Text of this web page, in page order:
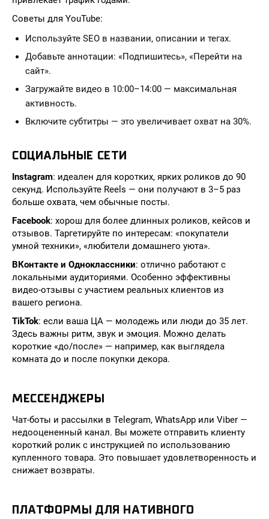
Советы для YouTube:
Используйте SEO в названии, описании и тегах.
Добавьте аннотации: «Подпишитесь», «Перейти на
сайт».
Загружайте видео в 10:00–14:00 — максимальная
активность.
Включите субтитры — это увеличивает охват на 30%.
СОЦИАЛЬНЫЕ СЕТИ
Instagram: идеален для коротких, ярких роликов до 90
секунд. Используйте Reels — они получают в 3–5 раз
больше охвата, чем обычные посты.
Facebook: хорош для более длинных роликов, кейсов и
отзывов. Таргетируйте по интересам: «покупатели
умной техники», «любители домашнего уюта».
ВКонтакте и Одноклассники: отлично работают с
локальными аудиториями. Особенно эффективны
видео-отзывы с участием реальных клиентов из
вашего региона.
TikTok: если ваша ЦА — молодежь или люди до 35 лет.
Здесь важны ритм, звук и эмоция. Можно делать
короткие «до/после» — например, как выглядела
комната до и после покупки декора.
МЕССЕНДЖЕРЫ
Чат-боты и рассылки в Telegram, WhatsApp или Viber —
недооцененный канал. Вы можете отправить клиенту
короткий ролик с инструкцией по использованию
купленного товара. Это повышает удовлетворенность и
снижает возвраты.
ПЛАТФОРМЫ ДЛЯ НАТИВНОГО